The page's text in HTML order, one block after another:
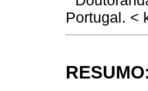
Portugal. <